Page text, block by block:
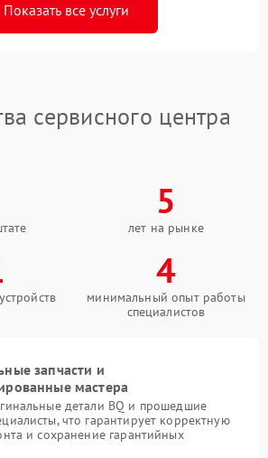
Показать все услуги
сервисного центра
5
лет на рынке
4
минимальный опыт работы
специалистов
запчасти и
мастера
детали BQ и прошедшие
что гарантирует корректную
и сохранение гарантийных